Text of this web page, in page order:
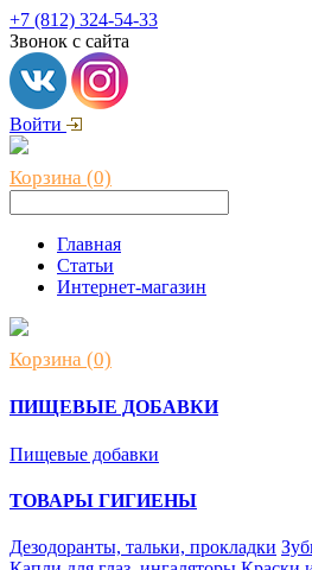
+7 (812) 324-54-33
Звонок с сайта
Войти
Корзина (0)
Главная
Статьи
Интернет-магазин
Корзина (0)
ПИЩЕВЫЕ ДОБАВКИ
Пищевые добавки
ТОВАРЫ ГИГИЕНЫ
Дезодоранты, тальки, прокладки